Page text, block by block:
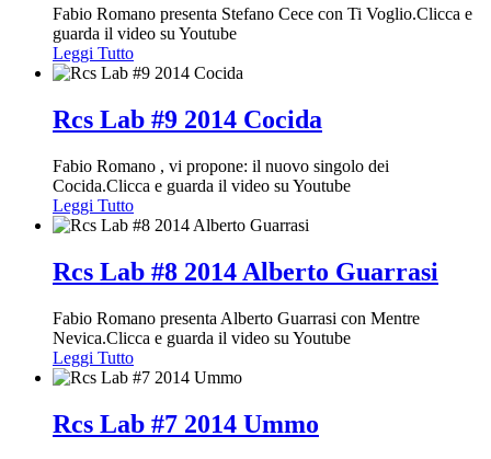
Fabio Romano presenta Stefano Cece con Ti Voglio.Clicca e
guarda il video su Youtube
Leggi Tutto
Rcs Lab #9 2014 Cocida
Fabio Romano , vi propone: il nuovo singolo dei
Cocida.Clicca e guarda il video su Youtube
Leggi Tutto
Rcs Lab #8 2014 Alberto Guarrasi
Fabio Romano presenta Alberto Guarrasi con Mentre
Nevica.Clicca e guarda il video su Youtube
Leggi Tutto
Rcs Lab #7 2014 Ummo